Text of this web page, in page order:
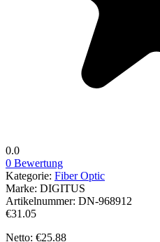
0.0
0 Bewertung
Kategorie: Fiber Optic
Marke: DIGITUS
Artikelnummer: DN-968912
€31.05
Netto: €25.88